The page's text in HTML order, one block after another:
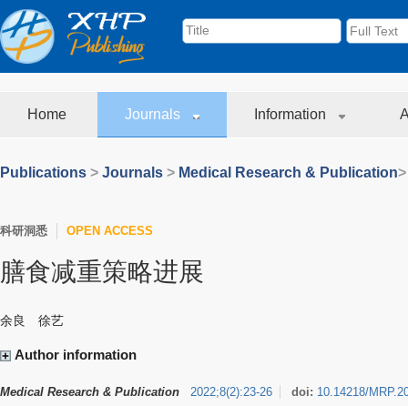
Home Journals Information
Publications > Journals > Medical Research & Publication
科研洞悉 OPEN ACCESS
膳食减重策略进展
余良 徐艺
Author information
Medical Research & Publication 2022;8(2):23-26 doi: 10.14218/